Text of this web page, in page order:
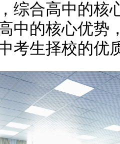
综合高中的核
中的核心优势
考生择校的优